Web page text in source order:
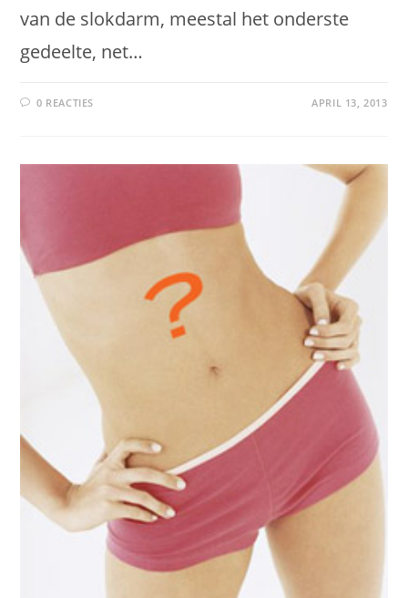
van de slokdarm, meestal het onderste
gedeelte, net…
0 REACTIES APRIL 13, 2013